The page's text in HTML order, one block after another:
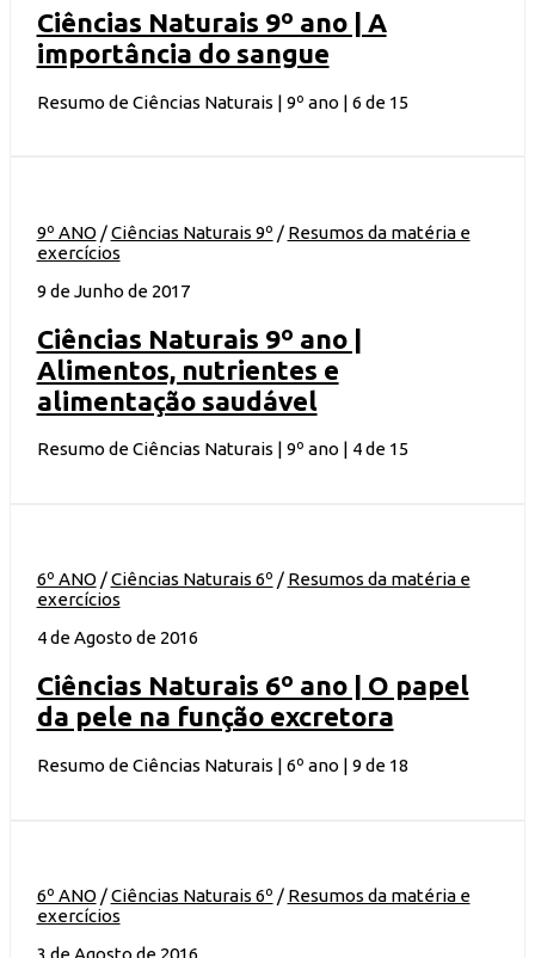
Ciências Naturais 9º ano | A
importância do sangue
Resumo de Ciências Naturais | 9º ano | 6 de 15
9º ANO /Ciências Naturais 9º / Resumos da matéria e
exercícios
9 de Junho de 2017
Ciências Naturais 9º ano |
Alimentos, nutrientes e
alimentação saudável
Resumo de Ciências Naturais | 9º ano | 4 de 15
6º ANO /Ciências Naturais 6º / Resumos da matéria e
exercícios
4 de Agosto de 2016
Ciências Naturais 6º ano | O papel
da pele na função excretora
Resumo de Ciências Naturais | 6º ano | 9 de 18
6º ANO /Ciências Naturais 6º / Resumos da matéria e
exercícios